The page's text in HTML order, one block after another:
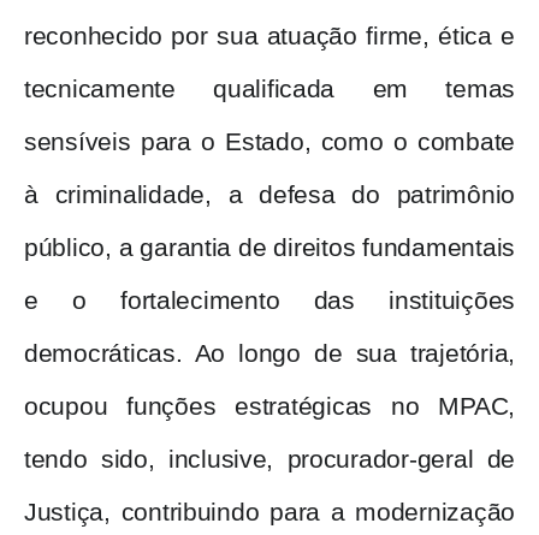
reconhecido por sua atuação firme, ética e
tecnicamente qualificada em temas
sensíveis para o Estado, como o combate
à criminalidade, a defesa do patrimônio
público, a garantia de direitos fundamentais
e o fortalecimento das instituições
democráticas. Ao longo de sua trajetória,
ocupou funções estratégicas no MPAC,
tendo sido, inclusive, procurador-geral de
Justiça, contribuindo para a modernização